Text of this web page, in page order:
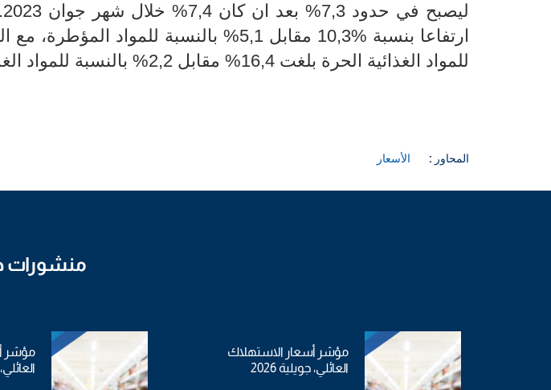
ليصبح في حدود7,3
% بعد ان كان 4 ,7
% خلال شهر جوان 2023 .
ارتفاعا بنسبة 10,3% مقابل 5,1% بالنسبة للمواد المؤطرة ، مع
للمواد الغذائية الحرة بلغت 16,4% مقابل 2,2% بالنسبة للمواد الغذائية المؤطرة
المحاور : الأسعار
منشورات
مؤشر أسعار الاستهلاك
العائلي، جويلية 2026
مؤشر
العائلي،